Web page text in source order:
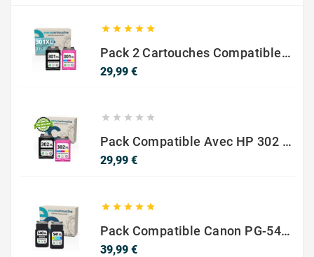
    
Pack 2 Cartouches Compatible Avec HP 301 XL Noir Et Couleur
29,99 €Prix
    
Pack Compatible Avec HP 302 XL Noir Et Couleur - SANS NIVEAU ENCRE
29,99 €Prix
    
Pack Compatible Canon PG-540 XL / CL-541 XL – Noir & Couleur – Haute Capacité
39,99 €Prix